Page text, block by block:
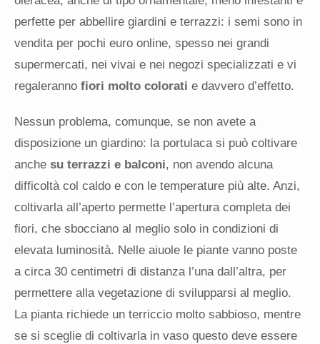
perfette per abbellire giardini e terrazzi: i semi sono in
vendita per pochi euro online, spesso nei grandi
supermercati, nei vivai e nei negozi specializzati e vi
regaleranno fiori molto colorati e davvero d’effetto.
Nessun problema, comunque, se non avete a
disposizione un giardino: la portulaca si può coltivare
anche su terrazzi e balconi, non avendo alcuna
difficoltà col caldo e con le temperature più alte. Anzi,
coltivarla all’aperto permette l’apertura completa dei
fiori, che sbocciano al meglio solo in condizioni di
elevata luminosità. Nelle aiuole le piante vanno poste
a circa 30 centimetri di distanza l’una dall’altra, per
permettere alla vegetazione di svilupparsi al meglio.
La pianta richiede un terriccio molto sabbioso, mentre
se si sceglie di coltivarla in vaso questo deve essere